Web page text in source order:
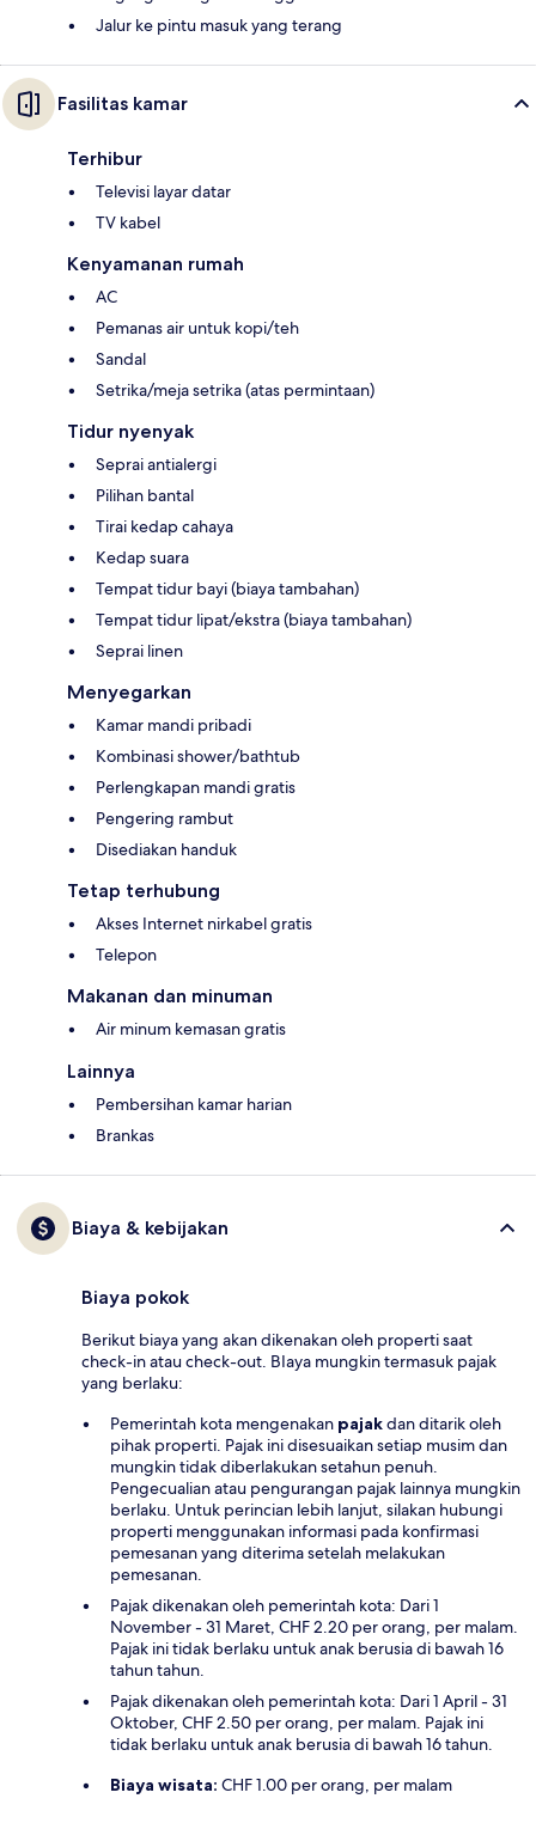
Jalur ke pintu masuk yang terang
Fasilitas kamar
Terhibur
Televisi layar datar
TV kabel
Kenyamanan rumah
AC
Pemanas air untuk kopi/teh
Sandal
Setrika/meja setrika (atas permintaan)
Tidur nyenyak
Seprai antialergi
Pilihan bantal
Tirai kedap cahaya
Kedap suara
Tempat tidur bayi (biaya tambahan)
Tempat tidur lipat/ekstra (biaya tambahan)
Seprai linen
Menyegarkan
Kamar mandi pribadi
Kombinasi shower/bathtub
Perlengkapan mandi gratis
Pengering rambut
Disediakan handuk
Tetap terhubung
Akses Internet nirkabel gratis
Telepon
Makanan dan minuman
Air minum kemasan gratis
Lainnya
Pembersihan kamar harian
Brankas
Biaya & kebijakan
Biaya pokok
Berikut biaya yang akan dikenakan oleh properti saat
check-in atau check-out. BIaya mungkin termasuk pajak
yang berlaku:
Pemerintah kota mengenakan pajakdan ditarik oleh
pihak properti. Pajak ini disesuaikan setiap musim dan
mungkin tidak diberlakukan setahun penuh.
Pengecualian atau pengurangan pajak lainnya mungkin
berlaku. Untuk perincian lebih lanjut, silakan hubungi
properti menggunakan informasi pada konfirmasi
pemesanan yang diterima setelah melakukan
pemesanan.
Pajak dikenakan oleh pemerintah kota: Dari 1
November - 31 Maret, CHF 2.20 per orang, per malam.
Pajak ini tidak berlaku untuk anak berusia di bawah 16
tahun tahun.
Pajak dikenakan oleh pemerintah kota: Dari 1 April - 31
Oktober, CHF 2.50 per orang, per malam. Pajak ini
tidak berlaku untuk anak berusia di bawah 16 tahun.
Biaya wisata: CHF 1.00 per orang, per malam